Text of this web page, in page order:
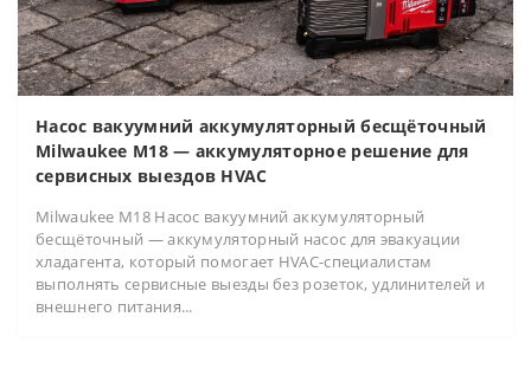
Насос вакуумний аккумуляторный бесщёточный
Milwaukee M18 — аккумуляторное решение для
сервисных выездов HVAC
Milwaukee M18 Насос вакуумний аккумуляторный
бесщёточный — аккумуляторный насос для эвакуации
хладагента, который помогает HVAC-специалистам
выполнять сервисные выезды без розеток, удлинителей и
внешнего питания...